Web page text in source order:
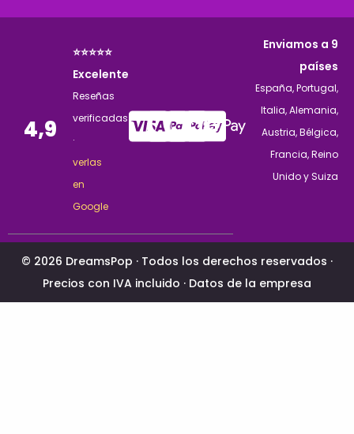
4,9
⭐⭐⭐⭐⭐
Excelente
Reseñas
verificadas
·
verlas
en
Google
Enviamos a 9
países
España, Portugal,
Italia, Alemania,
Austria, Bélgica,
Francia, Reino
Unido y Suiza
© 2026 DreamsPop · Todos los derechos reservados ·
Precios con IVA incluido · Datos de la empresa